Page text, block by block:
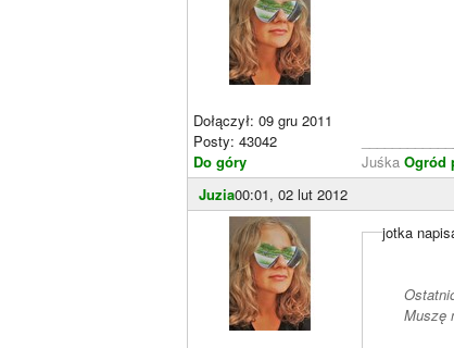
Dołączył: 09 gru 2011
Posty: 43042
Do góry
Juśka Ogród
Juzia00:01, 02 lut 2012
jotka
Muszę